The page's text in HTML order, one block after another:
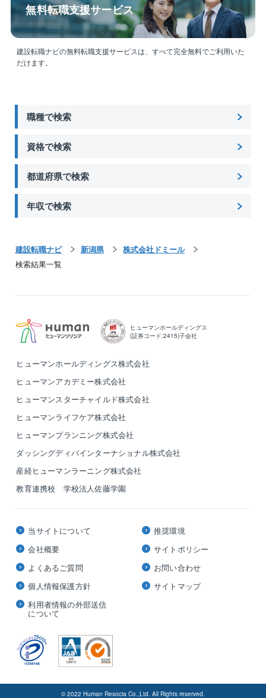
無料転職支援サービス
建設転職ナビの無料転職支援サービスは、すべて完全無料でご利用いた
だけます。
職種で検索
資格で検索
都道府県で検索
年収で検索
建設転職ナビ 新潟県
株式会社ドミール
検索結果一覧
ヒューマンホールディングス
(証券コード:2415)子会社
ヒューマンホールディングス株式会社
ヒューマンアカデミー株式会社
ヒューマンスターチャイルド株式会社
ヒューマンライフケア株式会社
ヒューマンプランニング株式会社
ダッシングディバインターナショナル株式会社
産経ヒューマンラーニング株式会社
教育連携校 学校法人佐藤学園
当サイトについて
会社概要
よくあるご質問
個人情報保護方針
利用者情報の外部送信
について
推奨環境
サイトポリシー
お問い合わせ
サイトマップ
© 2022 Human Resocia Co.,Ltd. All Rights reserved.